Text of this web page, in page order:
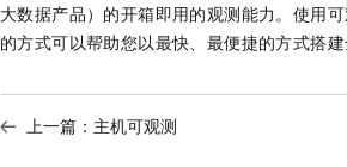
大数据产品）的开箱即用的观测能力。使用
的方式可以帮助您以最快、最便捷的方式搭建
上一篇： 主机可观测